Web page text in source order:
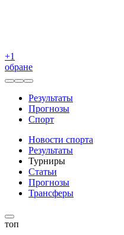
+1
обране
Результаты
Прогнозы
Спорт
Новости спорта
Результаты
Турниры
Статьи
Прогнозы
Трансферы
топ